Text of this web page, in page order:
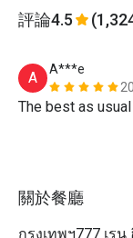
評論4.5
A
A***e
關於餐廳
กรุงเทพฯ777 เร